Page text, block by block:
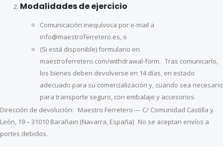
Modalidades de ejercicio
Comunicación inequívoca por e-mail a
info@maestroferretero.es, o
(Si está disponible) formulario en
maestroferretero.com/withdrawal-form. Tras comunicarlo,
los bienes deben devolverse en 14 días, en estado
adecuado para su comercialización y, cuando sea necesario
para transporte seguro, con embalaje y accesorios.
Dirección de devolución: Maestro Ferretero — C/ Comunidad Castilla y
León, 19 – 31010 Barañain (Navarra, España) No se aceptan envíos a
portes debidos.